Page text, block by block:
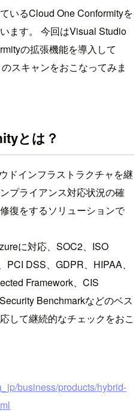
いるCloud One Conformityを
ます。 今回はVisual Studio
の拡張機能を導入して
スキャンをおこなってみま
とは？
ドインフラストラクチャを継
プライアンス対応状況の確
復をするソリューションで
に対応、SOC2、ISO
DSS、GDPR、HIPAA、
Framework、CIS
Benchmarkなどのベス
して継続的なチェックをおこ
business/products/hybrid-